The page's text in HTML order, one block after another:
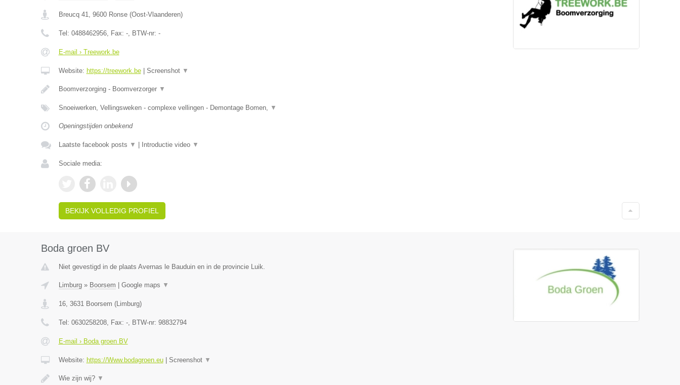
Breucq 41, 9600 Ronse(Oost-Vlaanderen)
Tel: 0488462956, Fax: -, BTW-nr: -
E-mail › Treework.be
Website: https://treework.be| Screenshot ▼
Boomverzorging - Boomverzorger ▼
Snoeiwerken, Vellingsweken - complexe vellingen - Demontage Bomen, ▼
Openingstijden onbekend
Laatste facebook posts ▼ Introductie video ▼
Sociale media:
BEKIJK VOLLEDIG PROFIEL
Boda groen BV
Niet gevestigd in de plaats Avernas le Bauduin en in de provincie Luik.
Limburg» Boorsem Google maps ▼
16, 3631 Boorsem (Limburg)
Tel: 0630258208, Fax: -, BTW-nr: 98832794
E-mail › Boda groen BV
Website: https://Www.bodagroen.eu| Screenshot ▼
Wie zijn wij? ▼